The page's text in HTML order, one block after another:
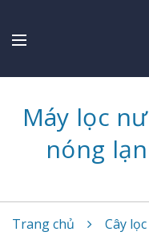
Máy lọc
nóng
Trang chủ Cây